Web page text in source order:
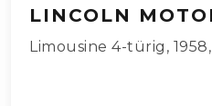
LINCOLN
Limousine 4-türig , 1958,